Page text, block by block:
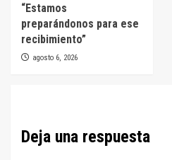
“Estamos
preparándonos para ese
recibimiento”
agosto 6, 2026
Deja una respuesta